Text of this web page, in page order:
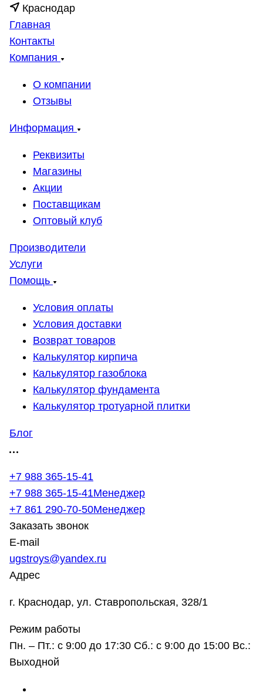
Краснодар
Главная
Контакты
Компания
О компании
Отзывы
Информация
Реквизиты
Магазины
Акции
Поставщикам
Оптовый клуб
Производители
Услуги
Помощь
Условия оплаты
Условия доставки
Возврат товаров
Калькулятор кирпича
Калькулятор газоблока
Калькулятор фундамента
Калькулятор тротуарной плитки
Блог
+7 988 365-15-41
+7 988 365-15-41Менеджер
+7 861 290-70-50Менеджер
Заказать звонок
E-mail
ugstroys@yandex.ru
Адрес
г. Краснодар, ул. Ставропольская, 328/1
Режим работы
Пн. – Пт.: с 9:00 до 17:30 Сб.: с 9:00 до 15:00 Вс.:
Выходной